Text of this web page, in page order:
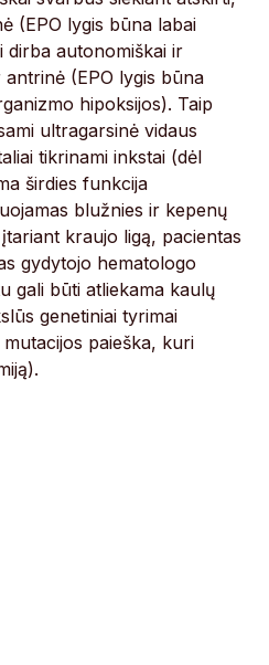
(EPO lygis būna labai
dirba autonomiškai ir
(EPO lygis būna
hipoksijos). Taip
ultragarsinė vidaus
tikrinami inkstai (dėl
širdies funkcija
blužnies ir kepenų
kraujo ligą, pacientas
gydytojo hematologo
gali būti atliekama kaulų
genetiniai tyrimai
paieška, kuri